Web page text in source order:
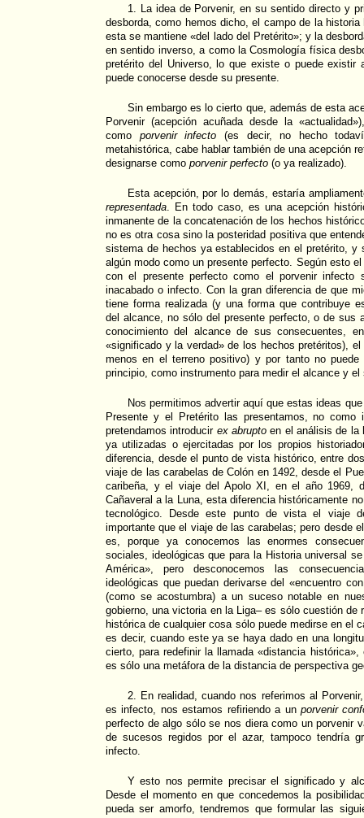
1. La idea de Porvenir, en su sentido directo y
desborda, como hemos dicho, el campo de la
esta se mantiene «del lado del Pretérito»; y la
en sentido inverso, a como la Cosmología física
pretérito del Universo, lo que existe o puede existir
puede conocerse desde su presente.
Sin embargo es lo cierto que, además de esta
Porvenir (acepción acuñada desde la
como porvenir infecto (es decir, no hecho
metahistórica, cabe hablar también de una acepción
designarse como porvenir perfecto (o ya realizado).
Esta acepción, por lo demás, estaría
representada. En todo caso, es una acepción
inmanente de la concatenación de los hechos
no es otra cosa sino la posteridad positiva que
sistema de hechos ya establecidos en el pretérito, y
algún modo como un presente perfecto. Según esto
con el presente perfecto como el porvenir infecto
inacabado o infecto. Con la gran diferencia de que
tiene forma realizada (y una forma que contribuye
del alcance, no sólo del presente perfecto, o de sus
conocimiento del alcance de sus consecuentes,
«significado y la verdad» de los hechos pretéritos),
menos en el terreno positivo) y por tanto no
principio, como instrumento para medir el alcance y
Nos permitimos advertir aquí que estas ideas
Presente y el Pretérito las presentamos, no como
pretendamos introducir ex abrupto en el análisis de la
ya utilizadas o ejercitadas por los propios
diferencia, desde el punto de vista histórico, entre
viaje de las carabelas de Colón en 1492, desde el
caribeña, y el viaje del Apolo XI, en el año 1969,
Cañaveral a la Luna, esta diferencia históricamente
tecnológico. Desde este punto de vista el viaje
importante que el viaje de las carabelas; pero desde
es, porque ya conocemos las enormes
sociales, ideológicas que para la Historia universal
América», pero desconocemos las
ideológicas que puedan derivarse del «encuentro
(como se acostumbra) a un suceso notable en
gobierno, una victoria en la Liga– es sólo cuestión de
histórica de cualquier cosa sólo puede medirse en el
es decir, cuando este ya se haya dado en una
cierto, para redefinir la llamada «distancia
es sólo una metáfora de la distancia de perspectiva
2. En realidad, cuando nos referimos al
es infecto, nos estamos refiriendo a un porvenir
perfecto de algo sólo se nos diera como un porvenir
de sucesos regidos por el azar, tampoco tendría
infecto.
Y esto nos permite precisar el significado y
Desde el momento en que concedemos la
pueda ser amorfo, tendremos que formular las